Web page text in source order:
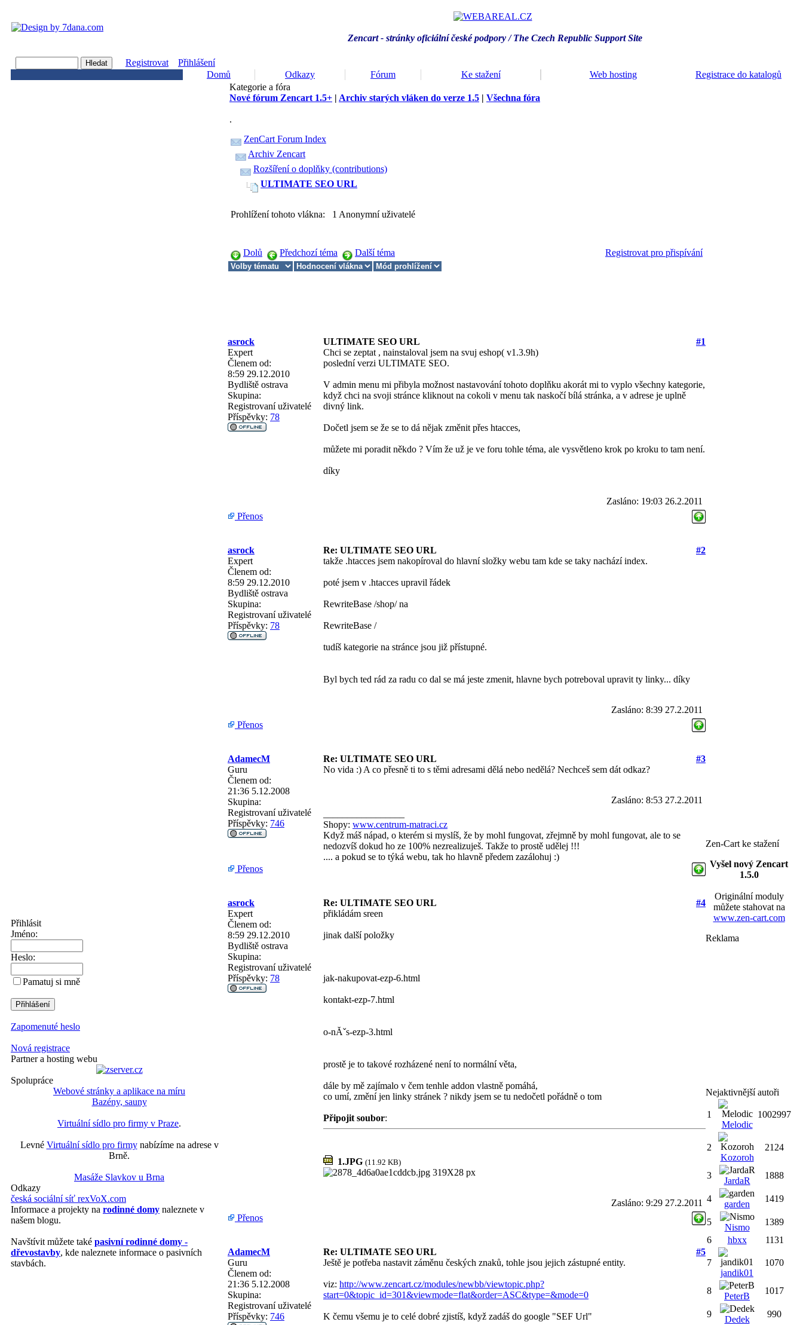
Zencart - stránky oficiální české podpory / The Czech Republic Support Site
Registrovat
Přihlášení
Domů
Odkazy Fórum Ke stažení Web hosting Registrace do katalogů
Přihlásit
Jméno:
Heslo:
Pamatuj si mně
Zapomenuté heslo
Nová registrace
Partner a hosting webu
Spolupráce
Webové stránky a aplikace na míru
Bazény, sauny
Virtuální sídlo pro firmy v Praze.
Levné Virtuální sídlo pro firmynabízíme na adrese v
Brně.
Masáže Slavkov u Brna
Odkazy
česká sociální síť rexVoX.com
Informace a projekty na rodinné domy naleznete v
našem blogu.
Navštívit můžete také pasivní rodinné domy -
dřevostavby, kde naleznete informace o pasivních
stavbách.
Kategorie a fóra
Nové fórum Zencart 1.5+ | Archiv starých vláken do verze 1.5 | Všechna fóra
.
ZenCart Forum Index
Archiv Zencart
Rozšíření o doplňky (contributions)
ULTIMATE SEO URL
Prohlížení tohoto vlákna: 1 Anonymní uživatelé
Dolů Předchozí téma Další téma Registrovat pro přispívání
asrock ULTIMATE SEO URL
#1
Expert
Členem od:
8:59 29.12.2010
Bydliště ostrava
Skupina:
Registrovaní uživatelé
Příspěvky: 78
Chci se zeptat , nainstaloval jsem na svuj eshop( v1.3.9h)
poslední verzi ULTIMATE SEO.
V admin menu mi přibyla možnost nastavování tohoto doplňku akorát mi to vyplo všechny kategorie,
když chci na svoji stránce kliknout na cokoli v menu tak naskočí bílá stránka, a v adrese je uplně
divný link.
Dočetl jsem se že se to dá nějak změnit přes htacces,
můžete mi poradit někdo ? Vím že už je ve foru tohle téma, ale vysvětleno krok po kroku to tam není.
díky
Zasláno: 19:03 26.2.2011
Přenos
asrock Re: ULTIMATE SEO URL
#2
Expert
Členem od:
8:59 29.12.2010
Bydliště ostrava
Skupina:
Registrovaní uživatelé
Příspěvky: 78
takže .htacces jsem nakopíroval do hlavní složky webu tam kde se taky nachází index.
poté jsem v .htacces upravil řádek
RewriteBase /shop/ na
RewriteBase /
tudíš kategorie na stránce jsou již přístupné.
Byl bych ted rád za radu co dal se má jeste zmenit, hlavne bych potreboval upravit ty linky... díky
Zasláno: 8:39 27.2.2011
Přenos
AdamecM Re: ULTIMATE SEO URL
#3
Guru
Členem od:
21:36 5.12.2008
Skupina:
Registrovaní uživatelé
Příspěvky: 746
No vida :) A co přesně ti to s těmi adresami dělá nebo nedělá? Nechceš sem dát odkaz?
Zasláno: 8:53 27.2.2011
Shopy: www.centrum-matraci.cz
Když máš nápad, o kterém si myslíš, že by mohl fungovat, zřejmně by mohl fungovat, ale to se
nedozvíš dokud ho ze 100% nezrealizuješ. Takže to prostě udělej !!!
.... a pokud se to týká webu, tak ho hlavně předem zazálohuj :)
Přenos
asrock Re: ULTIMATE SEO URL
#4
Expert
Členem od:
8:59 29.12.2010
Bydliště ostrava
Skupina:
Registrovaní uživatelé
Příspěvky: 78
přikládám sreen
jinak další položky
jak-nakupovat-ezp-6.html
kontakt-ezp-7.html
o-nĂˇs-ezp-3.html
prostě je to takové rozházené není to normální věta,
dále by mě zajímalo v čem tenhle addon vlastně pomáhá,
co umí, změní jen linky stránek ? nikdy jsem se tu nedočetl pořádně o tom
Připojit soubor:
1.JPG (11.92 KB)
Zasláno: 9:29 27.2.2011
Přenos
AdamecM Re: ULTIMATE SEO URL
#5
Guru
Členem od:
21:36 5.12.2008
Skupina:
Registrovaní uživatelé
Příspěvky: 746
Ještě je potřeba nastavit záměnu českých znaků, tohle jsou jejich zástupné entity.
viz: http://www.zencart.cz/modules/newbb/viewtopic.php?
start=0&topic_id=301&viewmode=flat&order=ASC&type=&mode=0
K čemu všemu je to celé dobré zjistíš, když zadáš do google "SEF Url"
Zen-Cart ke stažení
Vyšel nový Zencart
1.5.0
Originální moduly
můžete stahovat na
www.zen-cart.com
Reklama
Nejaktivnější autoři
1
Melodic
1002997
2
Kozoroh
2124
3
JardaR
1888
4
garden
1419
5
Nismo
1389
6
hbxx 1131
7
jandik01
1070
8
PeterB
1017
9
Dedek
990